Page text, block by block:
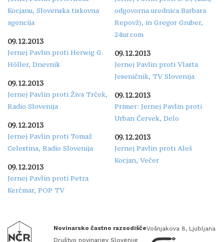
Kocjanu, Slovenska tiskovna
agencija
09.12.2013
Jernej Pavlin proti Herwig G.
Höller, Dnevnik
09.12.2013
Jernej Pavlin proti Živa Trček,
Radio Slovenija
09.12.2013
Jernej Pavlin proti Tomaž
Celestina, Radio Slovenija
09.12.2013
Jernej Pavlin proti Petra
Kerčmar, POP TV
odgovorna urednica Barbara
Repovž), in Gregor Gruber,
24ur.com
09.12.2013
Jernej Pavlin proti Vlasta
Jeseničnik, TV Slovenija
09.12.2013
Primer: Jernej Pavlin proti
Urban Červek, Delo
09.12.2013
Jernej Pavlin proti Aleš
Kocjan, Večer
Novinarsko častno razsodišče
Društvo novinarjev Slovenije
Vošnjakova 8, Ljubljana